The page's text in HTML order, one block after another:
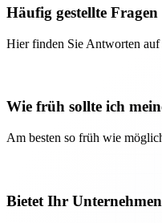
Häufig gestellte Fragen
Hier finden Sie Antworten auf
Wie früh sollte ich
Am besten so früh wie
Bietet Ihr